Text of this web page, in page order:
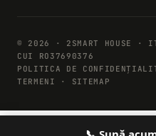
© 2026 · 2SMART HOUSE ·
CUI RO37690376
POLITICA DE
TERMENI · SITEMAP